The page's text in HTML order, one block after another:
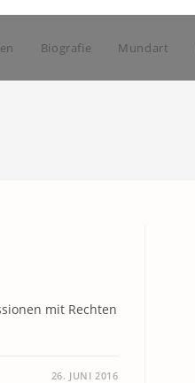
Biografie Mundart
mit Rechten
26. JUNI 2016